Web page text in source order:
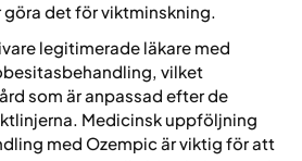
göra det för viktminskning.
legitimerade läkare med
vilket
som är anpassad efter de
Medicinsk uppföljning
med Ozempic är viktig för att